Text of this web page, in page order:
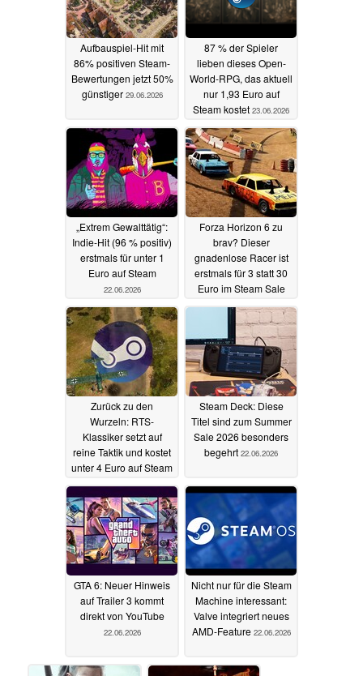
86% positiven Steam-
Bewertungen jetzt 50%
günstiger29.06.2026
87 % der Spieler
lieben dieses Open-
World-RPG, das aktuell
nur 1,93 Euro auf
Steam kostet23.06.2026
„Extrem Gewalttätig“:
Indie-Hit (96 % positiv)
erstmals für unter 1
Euro auf Steam
22.06.2026
Forza Horizon 6 zu
brav? Dieser
gnadenlose Racer ist
erstmals für 3 statt 30
Euro im Steam Sale
22.06.2026
Zurück zu den
Wurzeln: RTS-
Klassiker setzt auf
reine Taktik und kostet
unter 4 Euro auf Steam
22.06.2026
Titel sind zum Summer
Sale 2026 besonders
begehrt22.06.2026
auf Trailer 3 kommt
Machine interessant: